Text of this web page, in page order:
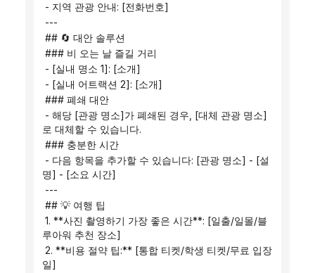
- 지역 관광 안내: [전화번호]
---
## 🔄 대안 솔루션
### 비 오는 날 즐길 거리
- [실내 명소 1]: [소개]
- [실내 어트랙션 2]: [소개]
### 폐쇄 대안
로 대체할 수 있습니다.
### 충분한 시간
명] - [소요 시간]
---
## 💡 여행 팁
루아워 추천 장소]
일]